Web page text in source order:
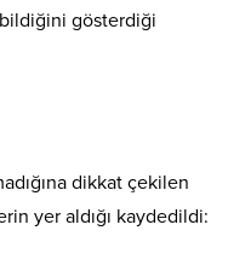
gösterdiği
dikkat çekilen
yer aldığı kaydedildi: